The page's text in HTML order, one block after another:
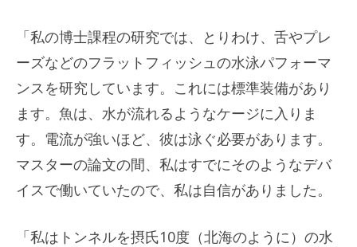
「私の博士課程の研究では、とりわけ、舌やプレ
ーズなどのフラットフィッシュの水泳パフォーマ
ンスを研究しています。これには標準装備があり
ます。魚は、水が流れるようなケージに入りま
す。電流が強いほど、彼は泳ぐ必要があります。
マスターの論文の間、私はすでにそのようなデバ
イスで働いていたので、私は自信がありました。
「私はトンネルを摂氏10度（北海のように）の水